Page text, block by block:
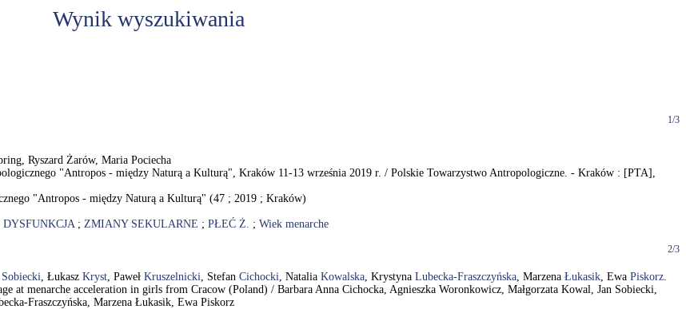
Wynik wyszukiwania
1/3
Ryszard Żarów, Maria Pociecha
"Antropos - między Naturą a Kulturą", Kraków 11-13 września 2019 r. / Polskie Towarzystwo Antropologiczne. - Kraków : [PTA],
"Antropos - między Naturą a Kulturą" (47 ; 2019 ; Kraków)
DYSFUNKCJA; ZMIANY SEKULARNE ; PŁEĆ Ż. ; Wiek menarche
2/3
Sobiecki, Łukasz Kryst, Paweł Kruszelnicki, Stefan Cichocki, Natalia Kowalska, Krystyna Lubecka-Fraszczyńska, Marzena Łukasik, Ewa Piskorz.
at menarche acceleration in girls from Cracow (Poland) / Barbara Anna Cichocka, Agnieszka Woronkowicz, Małgorzata Kowal, Jan Sobiecki,
Fraszczyńska, Marzena Łukasik, Ewa Piskorz